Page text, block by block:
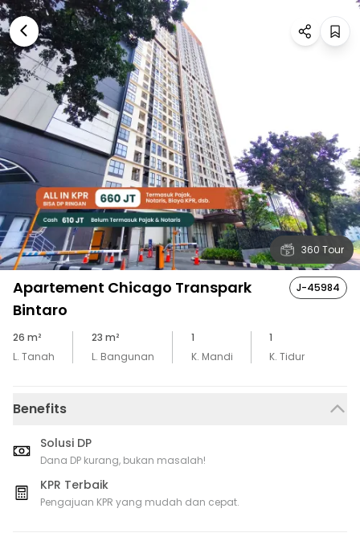
360 Tour
Apartement Chicago Transpark
Bintaro
J-45984
26 m²
L. Tanah
23 m²
L. Bangunan
1
K. Mandi
1
K. Tidur
Benefits
Solusi DP
Dana DP kurang, bukan masalah!
KPR Terbaik
Pengajuan KPR yang mudah dan cepat.